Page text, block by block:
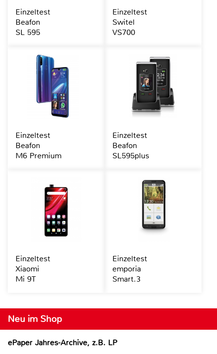
Neu im Shop
ePaper Jahres-Archive, z.B. LP
Einzeltest
Beafon
SL 595
Einzeltest
Switel
VS700
Einzeltest
Beafon
M6 Premium
Einzeltest
Beafon
SL595plus
Einzeltest
Xiaomi
Mi 9T
Einzeltest
emporia
Smart.3